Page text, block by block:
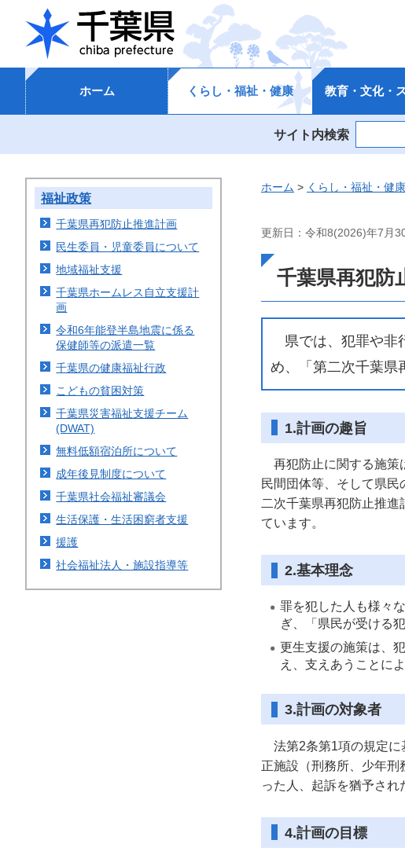
千葉県
ホーム くらし・福祉・健康 教育・文化・
サイト内検索
福祉政策
千葉県再犯防止推進計画
民生委員・児童委員について
地域福祉支援
千葉県ホームレス自立支援計
画
令和6年能登半島地震に係る
保健師等の派遣一覧
千葉県の健康福祉行政
こどもの貧困対策
千葉県災害福祉支援チーム
(DWAT)
無料低額宿泊所について
成年後見制度について
千葉県社会福祉審議会
生活保護・生活困窮者支援
援護
社会福祉法人・施設指導等
ホーム > くらし・福祉・健康
更新日：令和8(2026)年7月
千葉県再犯防
県では、犯罪や非
め、「第二次千葉県
1.計画の趣旨
再犯防止に関する施策
民間団体等、そして県
二次千葉県再犯防止推
ています。
2.基本理念
罪を犯した人も様々
ぎ、「県民が受ける
更生支援の施策は、
え、支えあうことに
3.計画の対象者
法第2条第1項の規定に
正施設（刑務所、少年
った人、起訴を猶予さ
4.計画の目標